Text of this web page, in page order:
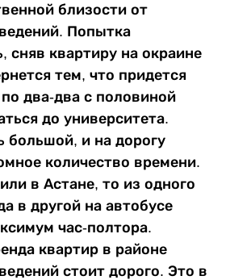
близости от
Попытка
сняв квартиру на окраине
тем, что придется
два-два с половиной
до университета.
большой, и на дорогу
количество времени.
в Астане, то из одного
в другой на автобусе
час-полтора.
квартир в районе
стоит дорого. Это в